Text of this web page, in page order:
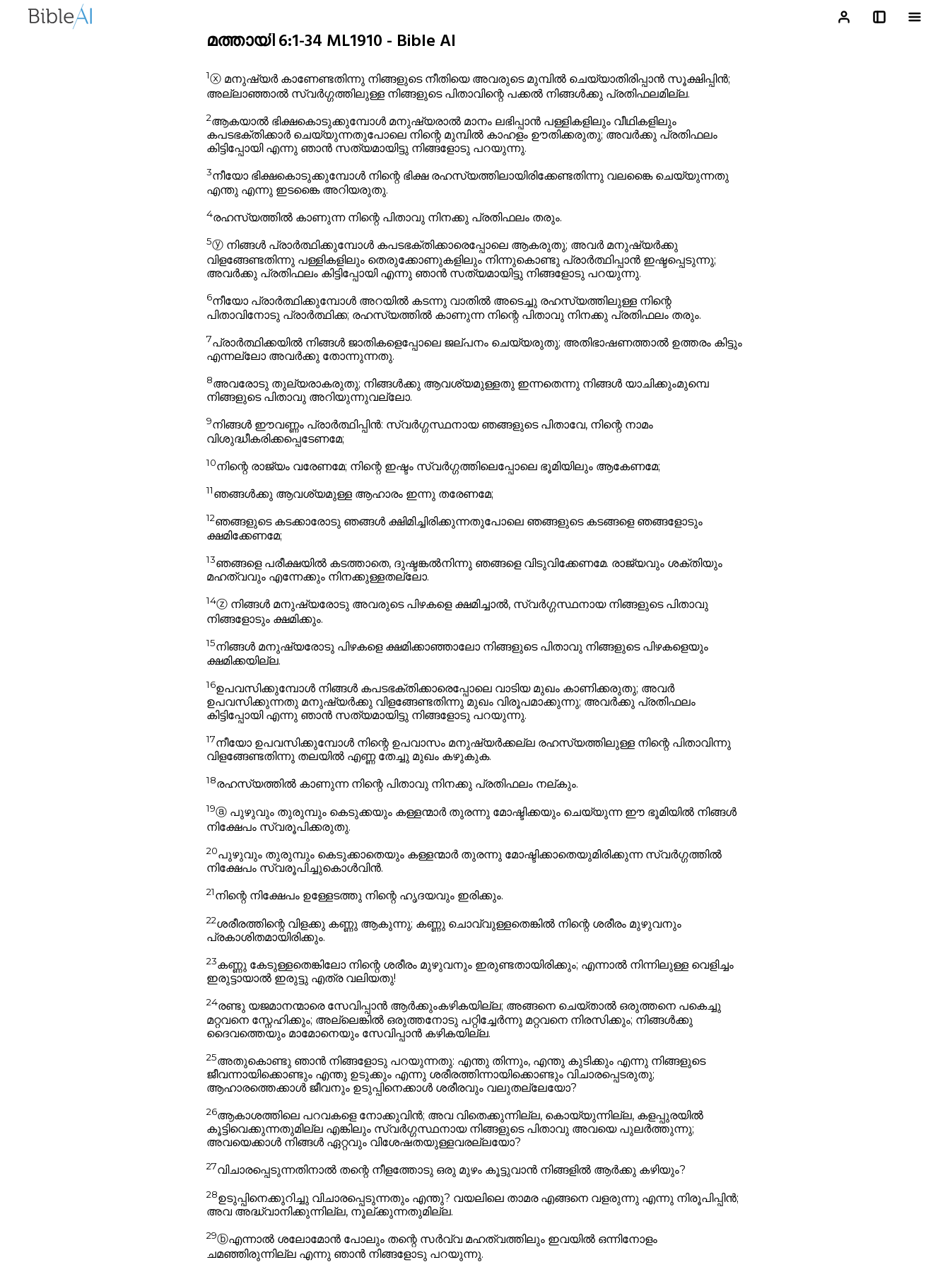
മത്തായി 6:1-34 ML1910 - Bible AI
1ⓧ മനുഷ്യർ കാണേണ്ടതിന്നു നിങ്ങളുടെ നീതിയെ അവരുടെ മുമ്പിൽ ചെയ്യാതിരിപ്പാൻ സൂക്ഷിപ്പിൻ;
അല്ലാഞ്ഞാൽ സ്വർഗ്ഗത്തിലുള്ള നിങ്ങളുടെ പിതാവിന്റെ പക്കൽ നിങ്ങൾക്കു പ്രതിഫലമില്ല.
2ആകയാൽ ഭിക്ഷകൊടുക്കുമ്പോൾ മനുഷ്യരാൽ മാനം ലഭിപ്പാൻ പള്ളികളിലും വീഥികളിലും
കപടഭക്തിക്കാർ ചെയ്യുന്നതുപോലെ നിന്റെ മുമ്പിൽ കാഹളം ഊതിക്കരുതു; അവർക്കു പ്രതിഫലം
കിട്ടിപ്പോയി എന്നു ഞാൻ സത്യമായിട്ടു നിങ്ങളോടു പറയുന്നു.
3നീയോ ഭിക്ഷകൊടുക്കുമ്പോൾ നിന്റെ ഭിക്ഷ രഹസ്യത്തിലായിരിക്കേണ്ടതിന്നു വലങ്കൈ ചെയ്യുന്നതു
എന്തു എന്നു ഇടങ്കൈ അറിയരുതു.
4രഹസ്യത്തിൽ കാണുന്ന നിന്റെ പിതാവു നിനക്കു പ്രതിഫലം തരും.
5ⓨ നിങ്ങൾ പ്രാർത്ഥിക്കുമ്പോൾ കപടഭക്തിക്കാരെപ്പോലെ ആകരുതു; അവർ മനുഷ്യർക്കു
വിളങ്ങേണ്ടതിന്നു പള്ളികളിലും തെരുക്കോണുകളിലും നിന്നുകൊണ്ടു പ്രാർത്ഥിപ്പാൻ ഇഷ്ടപ്പെടുന്നു;
അവർക്കു പ്രതിഫലം കിട്ടിപ്പോയി എന്നു ഞാൻ സത്യമായിട്ടു നിങ്ങളോടു പറയുന്നു.
6നീയോ പ്രാർത്ഥിക്കുമ്പോൾ അറയിൽ കടന്നു വാതിൽ അടെച്ചു രഹസ്യത്തിലുള്ള നിന്റെ
പിതാവിനോടു പ്രാർത്ഥിക്ക; രഹസ്യത്തിൽ കാണുന്ന നിന്റെ പിതാവു നിനക്കു പ്രതിഫലം തരും.
7പ്രാർത്ഥിക്കയിൽ നിങ്ങൾ ജാതികളെപ്പോലെ ജല്പനം ചെയ്യരുതു; അതിഭാഷണത്താൽ ഉത്തരം കിട്ടും
എന്നല്ലോ അവർക്കു തോന്നുന്നതു.
8അവരോടു തുല്യരാകരുതു; നിങ്ങൾക്കു ആവശ്യമുള്ളതു ഇന്നതെന്നു നിങ്ങൾ യാചിക്കുംമുമ്പെ
നിങ്ങളുടെ പിതാവു അറിയുന്നുവല്ലോ.
9നിങ്ങൾ ഈവണ്ണം പ്രാർത്ഥിപ്പിൻ: സ്വർഗ്ഗസ്ഥനായ ഞങ്ങളുടെ പിതാവേ, നിന്റെ നാമം
വിശുദ്ധീകരിക്കപ്പെടേണമേ;
10നിന്റെ രാജ്യം വരേണമേ; നിന്റെ ഇഷ്ടം സ്വർഗ്ഗത്തിലെപ്പോലെ ഭൂമിയിലും ആകേണമേ;
11ഞങ്ങൾക്കു ആവശ്യമുള്ള ആഹാരം ഇന്നു തരേണമേ;
12ഞങ്ങളുടെ കടക്കാരോടു ഞങ്ങൾ ക്ഷിമിച്ചിരിക്കുന്നതുപോലെ ഞങ്ങളുടെ കടങ്ങളെ ഞങ്ങളോടും
ക്ഷമിക്കേണമേ;
13ഞങ്ങളെ പരീക്ഷയിൽ കടത്താതെ, ദുഷ്ടങ്കൽനിന്നു ഞങ്ങളെ വിടുവിക്കേണമേ. രാജ്യവും ശക്തിയും
മഹത്വവും എന്നേക്കും നിനക്കുള്ളതല്ലോ.
14ⓩ നിങ്ങൾ മനുഷ്യരോടു അവരുടെ പിഴകളെ ക്ഷമിച്ചാൽ, സ്വർഗ്ഗസ്ഥനായ നിങ്ങളുടെ പിതാവു
നിങ്ങളോടും ക്ഷമിക്കും.
15നിങ്ങൾ മനുഷ്യരോടു പിഴകളെ ക്ഷമിക്കാഞ്ഞാലോ നിങ്ങളുടെ പിതാവു നിങ്ങളുടെ പിഴകളെയും
ക്ഷമിക്കയില്ല.
16ഉപവസിക്കുമ്പോൾ നിങ്ങൾ കപടഭക്തിക്കാരെപ്പോലെ വാടിയ മുഖം കാണിക്കരുതു; അവർ
ഉപവസിക്കുന്നതു മനുഷ്യർക്കു വിളങ്ങേണ്ടതിന്നു മുഖം വിരൂപമാക്കുന്നു; അവർക്കു പ്രതിഫലം
കിട്ടിപ്പോയി എന്നു ഞാൻ സത്യമായിട്ടു നിങ്ങളോടു പറയുന്നു.
17നീയോ ഉപവസിക്കുമ്പോൾ നിന്റെ ഉപവാസം മനുഷ്യർക്കല്ല രഹസ്യത്തിലുള്ള നിന്റെ പിതാവിന്നു
വിളങ്ങേണ്ടതിന്നു തലയിൽ എണ്ണ തേച്ചു മുഖം കഴുകുക.
18രഹസ്യത്തിൽ കാണുന്ന നിന്റെ പിതാവു നിനക്കു പ്രതിഫലം നല്കും.
19ⓐ പുഴുവും തുരുമ്പും കെടുക്കയും കള്ളന്മാർ തുരന്നു മോഷ്ടിക്കയും ചെയ്യുന്ന ഈ ഭൂമിയിൽ നിങ്ങൾ
നിക്ഷേപം സ്വരൂപിക്കരുതു.
20പുഴുവും തുരുമ്പും കെടുക്കാതെയും കള്ളന്മാർ തുരന്നു മോഷ്ടിക്കാതെയുമിരിക്കുന്ന സ്വർഗ്ഗത്തിൽ
നിക്ഷേപം സ്വരൂപിച്ചുകൊൾവിൻ.
21നിന്റെ നിക്ഷേപം ഉള്ളേടത്തു നിന്റെ ഹൃദയവും ഇരിക്കും.
22ശരീരത്തിന്റെ വിളക്കു കണ്ണു ആകുന്നു; കണ്ണു ചൊവ്വുള്ളതെങ്കിൽ നിന്റെ ശരീരം മുഴുവനും
പ്രകാശിതമായിരിക്കും.
23കണ്ണു കേടുള്ളതെങ്കിലോ നിന്റെ ശരീരം മുഴുവനും ഇരുണ്ടതായിരിക്കും; എന്നാൽ നിന്നിലുള്ള വെളിച്ചം
ഇരുട്ടായാൽ ഇരുട്ടു എത്ര വലിയതു!
24രണ്ടു യജമാനന്മാരെ സേവിപ്പാൻ ആർക്കുംകഴികയില്ല; അങ്ങനെ ചെയ്താൽ ഒരുത്തനെ പകെച്ചു
മറ്റവനെ സ്നേഹിക്കും; അല്ലെങ്കിൽ ഒരുത്തനോടു പറ്റിച്ചേർന്നു മറ്റവനെ നിരസിക്കും; നിങ്ങൾക്കു
ദൈവത്തെയും മാമോനെയും സേവിപ്പാൻ കഴികയില്ല.
25അതുകൊണ്ടു ഞാൻ നിങ്ങളോടു പറയുന്നതു: എന്തു തിന്നും, എന്തു കുടിക്കും എന്നു നിങ്ങളുടെ
ജീവന്നായിക്കൊണ്ടും എന്തു ഉടുക്കും എന്നു ശരീരത്തിന്നായിക്കൊണ്ടും വിചാരപ്പെടരുതു;
ആഹാരത്തെക്കാൾ ജീവനും ഉടുപ്പിനെക്കാൾ ശരീരവും വലുതല്ലേയോ?
26ആകാശത്തിലെ പറവകളെ നോക്കുവിൻ; അവ വിതെക്കുന്നില്ല, കൊയ്യുന്നില്ല, കളപ്പുരയിൽ
കൂട്ടിവെക്കുന്നതുമില്ല എങ്കിലും സ്വർഗ്ഗസ്ഥനായ നിങ്ങളുടെ പിതാവു അവയെ പുലർത്തുന്നു;
അവയെക്കാൾ നിങ്ങൾ ഏറ്റവും വിശേഷതയുള്ളവരല്ലയോ?
27വിചാരപ്പെടുന്നതിനാൽ തന്റെ നീളത്തോടു ഒരു മുഴം കൂട്ടുവാൻ നിങ്ങളിൽ ആർക്കു കഴിയും?
28ഉടുപ്പിനെക്കുറിച്ചു വിചാരപ്പെടുന്നതും എന്തു? വയലിലെ താമര എങ്ങനെ വളരുന്നു എന്നു നിരൂപിപ്പിൻ;
അവ അദ്ധ്വാനിക്കുന്നില്ല, നൂല്ക്കുന്നതുമില്ല.
29ⓑഎന്നാൽ ശലോമോൻ പോലും തന്റെ സർവ്വ മഹത്വത്തിലും ഇവയിൽ ഒന്നിനോളം
ചമഞ്ഞിരുന്നില്ല എന്നു ഞാൻ നിങ്ങളോടു പറയുന്നു.